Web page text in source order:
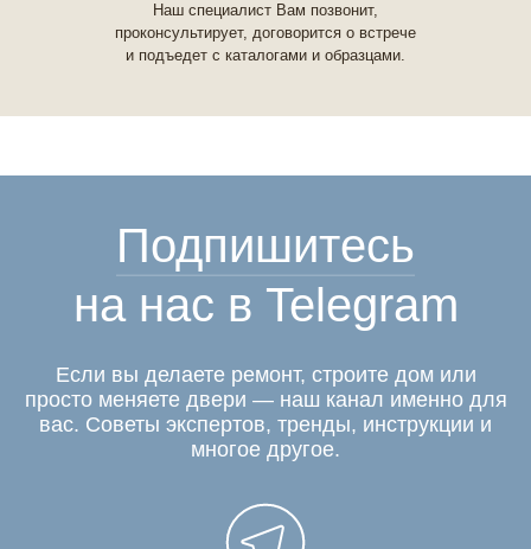
Наш специалист Вам позвонит,
проконсультирует, договорится о встрече
и подъедет с каталогами и образцами.
Подпишитесь
на нас в Telegram
Если вы делаете ремонт, строите дом или
просто меняете двери — наш канал именно для
вас. Советы экспертов, тренды, инструкции и
многое другое.